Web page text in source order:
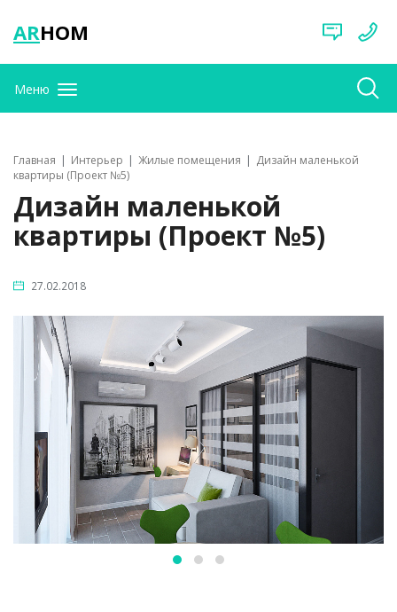
ARHOM
Меню
Главная Интерьер Жилые помещения
Дизайн маленькой
квартиры (Проект №5)
Дизайн маленькой
квартиры (Проект №5)
27.02.2018